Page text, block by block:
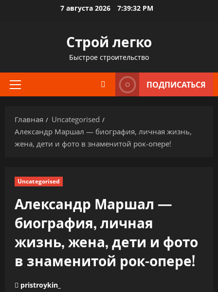
7 августа 2026 7:39:33 PM
Строй легко
Быстрое строительство
Основное
ПОДПИСАТЬСЯ
Главная
Uncategorised
Александр Маршал — биография, личная жизнь,
жена, дети и фото в знаменитой рок-опере!
Uncategorised
Александр Маршал —
биография, личная
жизнь, жена, дети и фото
в знаменитой рок-опере!
pristroykin_